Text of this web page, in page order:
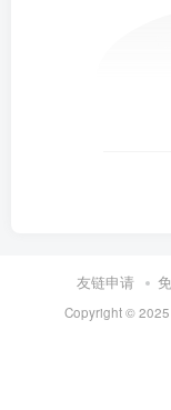
友链申请
Copyright © 2025